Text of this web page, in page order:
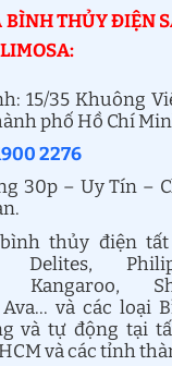
BÌNH THỦY ĐIỆN
15/35 Khuông
phố Hồ Chí
2276
30p – Uy Tín –
thủy điện tất
Delites,
Kangaroo,
Ava… và các loại
và tự động tại
và các tỉnh